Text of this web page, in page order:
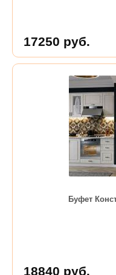
17250 руб.
Буфет
18840 руб.